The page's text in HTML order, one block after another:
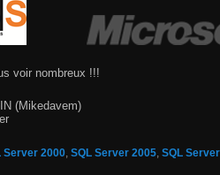
voir nombreux !!!
(Mikedavem)
Server 2000, SQL Server 2005, SQL